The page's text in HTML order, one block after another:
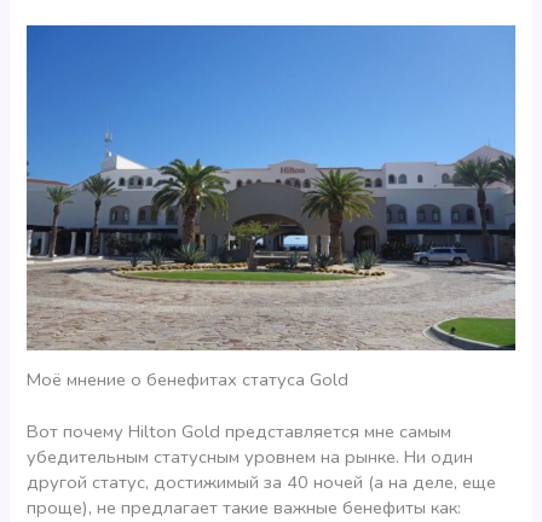
Моё мнение о бенефитах статуса Gold
Вот почему Hilton Gold представляется мне самым
убедительным статусным уровнем на рынке. Ни один
другой статус, достижимый за 40 ночей (а на деле, еще
проще), не предлагает такие важные бенефиты как: